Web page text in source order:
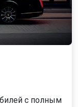
с полным